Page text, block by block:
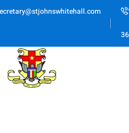
Skip